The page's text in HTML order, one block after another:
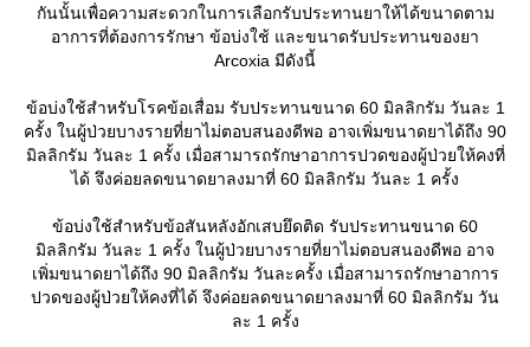
กันนั้นเพื่อความสะดวกในการเลือกรับประทานยาให้ได้ขนาดตาม
อาการที่ต้องการรักษา ข้อบ่งใช้ และขนาดรับประทานของยา
Arcoxia มีดังนี้
ข้อบ่งใช้สำหรับโรคข้อเสื่อม รับประทานขนาด 60 มิลลิกรัม วันละ 1
ครั้ง ในผู้ป่วยบางรายที่ยาไม่ตอบสนองดีพอ อาจเพิ่มขนาดยาได้ถึง 90
มิลลิกรัม วันละ 1 ครั้ง เมื่อสามารถรักษาอาการปวดของผู้ป่วยให้คงที่
ได้ จึงค่อยลดขนาดยาลงมาที่ 60 มิลลิกรัม วันละ 1 ครั้ง
ข้อบ่งใช้สำหรับข้อสันหลังอักเสบยึดติด รับประทานขนาด 60
มิลลิกรัม วันละ 1 ครั้ง ในผู้ป่วยบางรายที่ยาไม่ตอบสนองดีพอ อาจ
เพิ่มขนาดยาได้ถึง 90 มิลลิกรัม วันละครั้ง เมื่อสามารถรักษาอาการ
ปวดของผู้ป่วยให้คงที่ได้ จึงค่อยลดขนาดยาลงมาที่ 60 มิลลิกรัม วัน
ละ 1 ครั้ง